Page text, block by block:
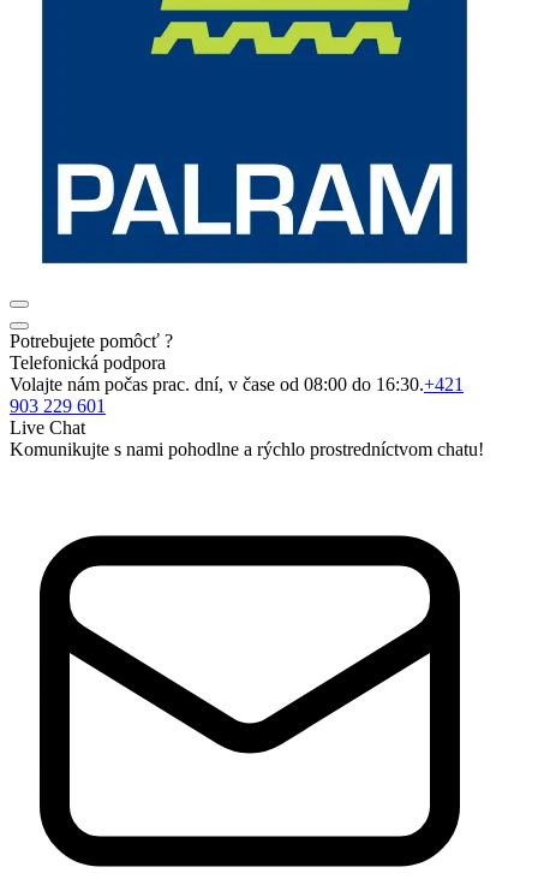
Potrebujete pomôcť ?
Telefonická podpora
Volajte nám počas prac. dní, v čase od 08:00 do 16:30.+421
903 229 601
Live Chat
Komunikujte s nami pohodlne a rýchlo prostredníctvom chatu!